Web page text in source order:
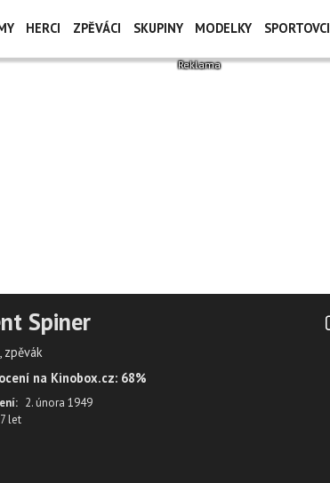
HERCI ZPĚVÁCI SKUPINY MODELKY SPORTOVCI
Spiner
zpěvák
na Kinobox.cz: 68%
2. února 1949
let